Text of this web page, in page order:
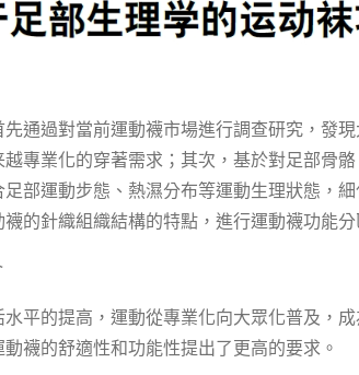
通過對當前運動襪市場進行調查研究，發
越專業化的穿著需求；其次，基於對足部骨
部運動步態、熱濕分布等運動生理狀態，
的針織組織結構的特點，進行運動襪功能分
水平的提高，運動從專業化向大眾化普及，
襪的舒適性和功能性提出了更高的要求。